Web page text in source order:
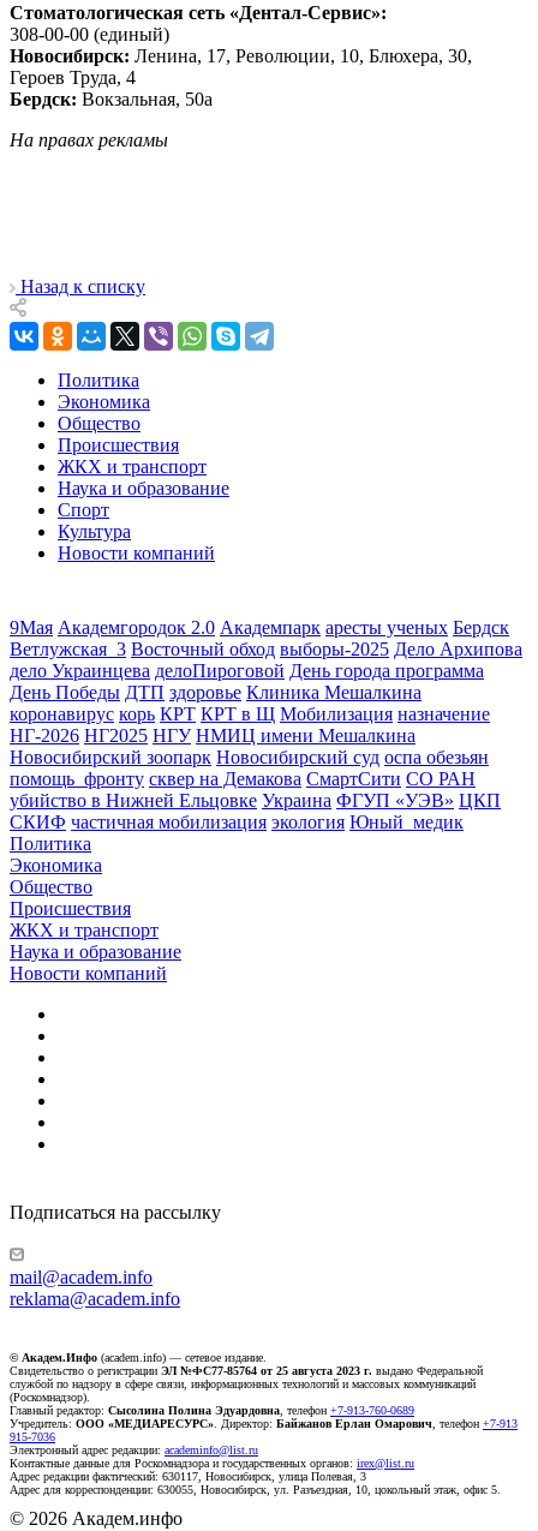
Стоматологическая сеть «Дентал-Сервис»:
308-00-00 (единый)
Новосибирск: Ленина, 17, Революции, 10, Блюхера, 30,
Героев Труда, 4
Бердск: Вокзальная, 50а
На правах рекламы
Назад к списку
Политика
Экономика
Общество
Происшествия
ЖКХ и транспорт
Наука и образование
Спорт
Культура
Новости компаний
9Мая Академгородок 2.0 Академпарк аресты ученых Бердск
Ветлужская_3 Восточный обход выборы-2025 Дело Архипова
дело Украинцева делоПироговой День города программа
День Победы ДТП здоровье Клиника Мешалкина
коронавирус корь КРТ КРТ в Щ Мобилизация назначение
НГ-2026 НГ2025 НГУ НМИЦ имени Мешалкина
Новосибирский зоопарк Новосибирский суд оспа обезьян
помощь_фронту сквер на Демакова СмартСити СО РАН
убийство в Нижней Ельцовке Украина ФГУП «УЭВ» ЦКП
СКИФ частичная мобилизация экология Юный_медик
Политика
Экономика
Общество
Происшествия
ЖКХ и транспорт
Наука и образование
Новости компаний
Подписаться на рассылку
mail@academ.info
reklama@academ.info
© Академ.Инфо (academ.info) — сетевое издание.
Свидетельство о регистрации ЭЛ №ФС77-85764 от 25 августа 2023 г. выдано Федеральной
службой по надзору в сфере связи, информационных технологий и массовых коммуникаций
(Роскомнадзор).
Главный редактор: Сысолина Полина Эдуардовна , телефон +7-913-760-0689
Учредитель: ООО «МЕДИАРЕСУРС» . Директор: Байжанов Ерлан Омарович , телефон +7-913
915-7036
Электронный адрес редакции: academinfo@list.ru
Контактные данные для Роскомнадзора и государственных органов: irex@list.ru
Адрес редакции фактический: 630117, Новосибирск, улица Полевая, 3
Адрес для корреспонденции: 630055, Новосибирск, ул. Разъездная, 10, цокольный этаж, офис 5.
© 2026 Академ.инфо